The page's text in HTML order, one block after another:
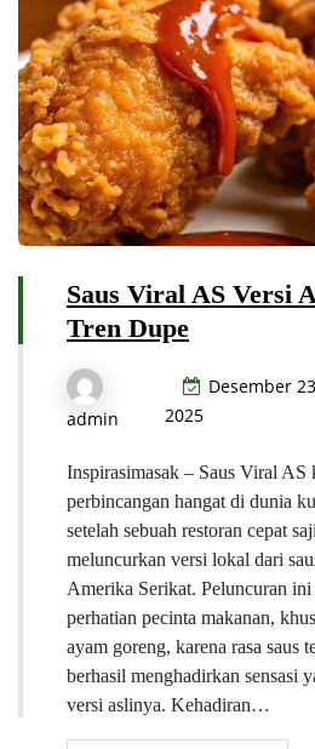
Saus Viral AS Versi
Tren Dupe
admin
Desember
2025
Inspirasimasak – Saus Viral AS
perbincangan hangat di dunia
setelah sebuah restoran cepat
meluncurkan versi lokal dari
Amerika Serikat. Peluncuran
perhatian pecinta makanan,
ayam goreng, karena rasa saus
berhasil menghadirkan sensasi
versi aslinya. Kehadiran…